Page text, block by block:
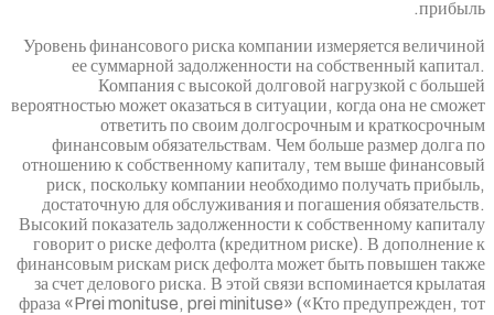
Уровень финансового риска компании
ее суммарной задолженности на
Компания с высокой долговой
вероятностью может оказаться в ситуации,
ответить по своим долгосрочным
финансовым обязательствам. Чем
отношению к собственному капиталу, тем
риск, поскольку компании необходимо
достаточную для обслуживания и
Высокий показатель задолженности к
говорит о риске дефолта (кредитном
финансовым рискам риск дефолта может
за счет делового риска. В этой связи
фраза «Prei monituse, prei minituse» («Кто